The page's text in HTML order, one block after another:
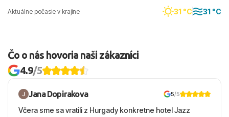
Aktuálne počasie v krajine 31 °C 31 °C
Čo o nás hovoria naši zákazníci
4.9/5
Jana Dopirakova 5/5
Včera sme sa vratili z Hurgady konkretne hotel Jazz